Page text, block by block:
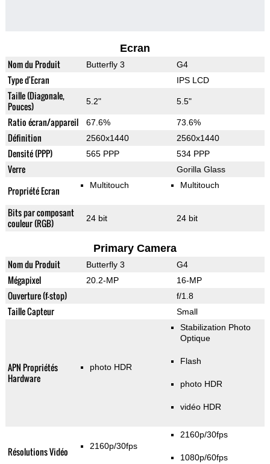
Ecran
Nom du Produit Butterfly 3 G4
Type d'Ecran IPS LCD
Taille (Diagonale,
Pouces)
5.2" 5.5"
Ratio écran/appareil 67.6% 73.6%
Définition 2560x1440 2560x1440
Densité (PPP) 565 PPP 534 PPP
Verre Gorilla Glass
Propriété Ecran Multitouch Multitouch
Bits par composant
couleur (RGB)
24 bit 24 bit
Primary Camera
Nom du Produit Butterfly 3 G4
Mégapixel 20.2-MP 16-MP
Ouverture (f-stop) f/1.8
Taille Capteur Small
APN Propriétés
Hardware
photo HDR
Stabilization Photo
Optique
Flash
photo HDR
vidéo HDR
Résolutions Vidéo 2160p/30fps
2160p/30fps
1080p/60fps